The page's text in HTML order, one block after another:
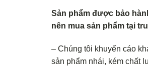
Sản phẩm được bảo
nên mua sản phẩm tại
– Chúng tôi khuyến cáo
sản phẩm nhái, kém chất